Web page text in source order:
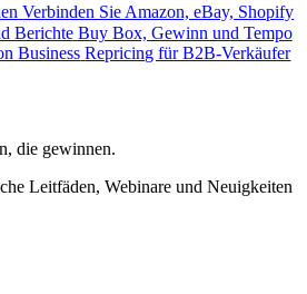
Verbinden Sie Amazon, eBay, Shopify
Berichte Buy Box, Gewinn und Tempo
Business Repricing für B2B-Verkäufer
die gewinnen.
Leitfäden, Webinare und Neuigkeiten